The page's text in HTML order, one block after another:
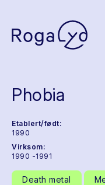
Phobia
Etablert/født:
1990
Virksom:
1990 -1991
Death metal